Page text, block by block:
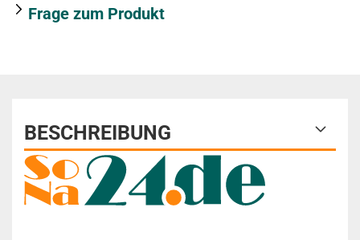
Frage zum Produkt
BESCHREIBUNG